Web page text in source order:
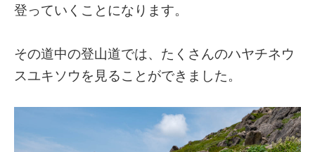
登っていくことになります。
その道中の登山道では、たくさんのハヤチネウ
スユキソウを見ることができました。